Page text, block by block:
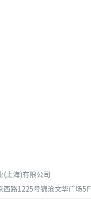
(上海)有限公司
西路1225号锦沧文华广场5F